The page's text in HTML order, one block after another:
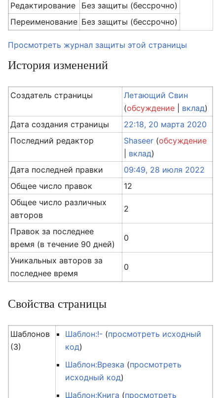
Редактирование
Без защиты (бессрочно)
Переименование Без защиты (бессрочно)
Просмотреть журнал защиты этой страницы
История изменений
Создатель страницы
Летающий Свин
(обсуждение вклад)
Дата создания страницы
22:18, 20 марта 2020
Последний редактор
Shaseer (обсуждение
вклад)
Дата последней правки
09:49, 28 июля 2022
Общее число правок
12
Общее число различных
авторов
2
Правок за последнее
время (в течение 90 дней)
0
Уникальных авторов за
последнее время
0
Свойства страницы
Шаблонов
(3)
Шаблон:!- (просмотреть исходный
код)
Шаблон:Врезка (просмотреть
исходный код)
Шаблон:Книга (просмотреть